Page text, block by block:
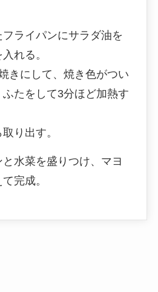
ライパンにサラダ油を
れる。
きにして、焼き色がつい
たをして3分ほど加熱す
り出す。
水菜を盛りつけ、マヨ
完成。